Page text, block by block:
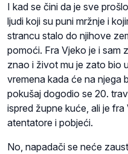
I kad se čini da je sve
ljudi koji su puni mržnje i
strancu stalo do njihove
pomoći. Fra Vjeko je i sam
znao i život mu je zato bio
vremena kada će na njega
pokušaj dogodio se 20.
ispred župne kuće, ali je
atentatore i pobjeći.
No, napadači se neće